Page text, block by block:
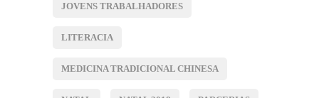
JOVENS TRABALHADORES
LITERACIA
MEDICINA TRADICIONAL CHINESA